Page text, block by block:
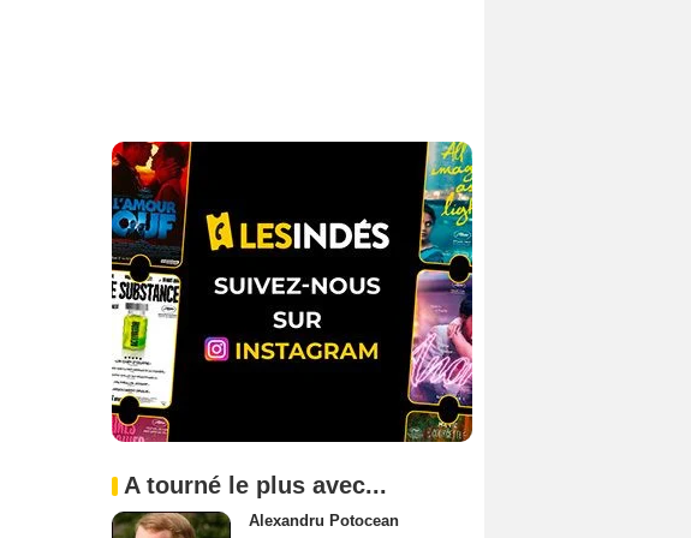
A tourné le plus avec...
Alexandru Potocean